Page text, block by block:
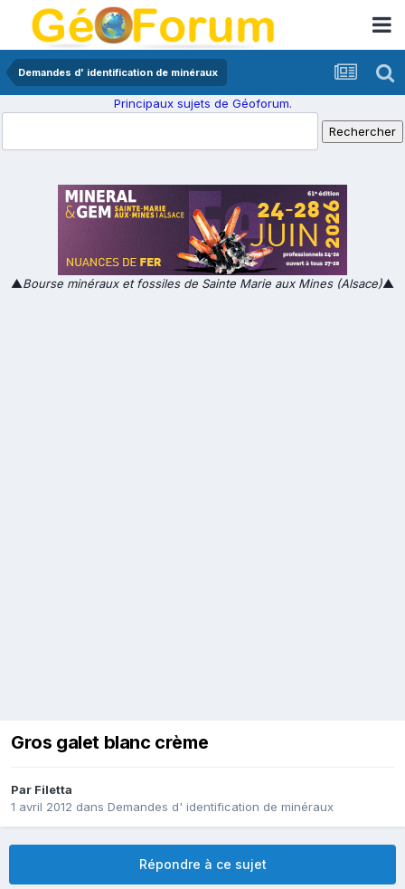
Demandes d' identification de minéraux
Principaux sujets de Géoforum.
▲Bourse minéraux et fossiles de Sainte Marie aux Mines (Alsace)▲
Gros galet blanc crème
Par Filetta
1 avril 2012 dans Demandes d' identification de minéraux
Répondre à ce sujet